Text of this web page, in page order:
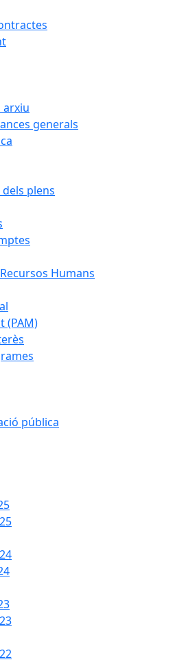
arxiu
generals
plens
Humans
(PAM)
pública